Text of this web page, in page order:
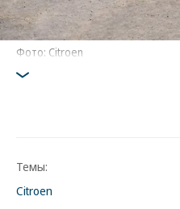
Фото: Citroen
Темы:
Citroen